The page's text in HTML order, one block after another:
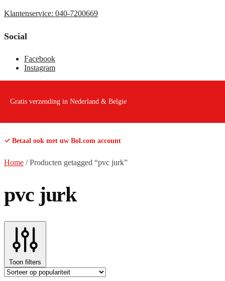
Klantenservice: 040-7200669
Social
Facebook
Instagram
Gratis verzending in Nederland & Belgie
✓ Betaal ook met uw Bol.com account
Home /Producten getagged “pvc jurk”
pvc jurk
Toon filters